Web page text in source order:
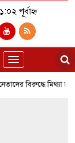
পূর্বাহ্ন
Toggle
navigation
বিরুদ্ধে মিথ্যা চাঁদা